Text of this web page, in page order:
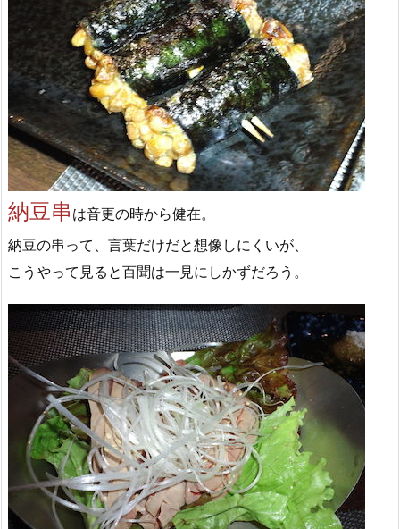
納豆串 は音更の時から健在。
納豆の串って、言葉だけだと想像しにくいが、
こうやって見ると百聞は一見にしかずだろう。